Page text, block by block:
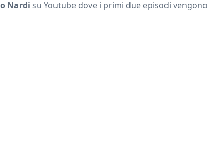
Nardi su Youtube dove i primi due episodi vengono